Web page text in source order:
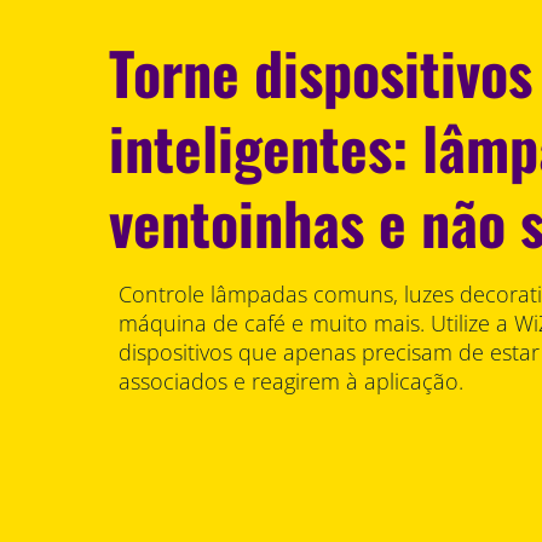
Torne
inteligentes:
ventoinhas e não
Controle lâmpadas comuns, luzes
máquina de café e muito mais. Utilize a
dispositivos que apenas precisam de
associados e reagirem à aplicação.